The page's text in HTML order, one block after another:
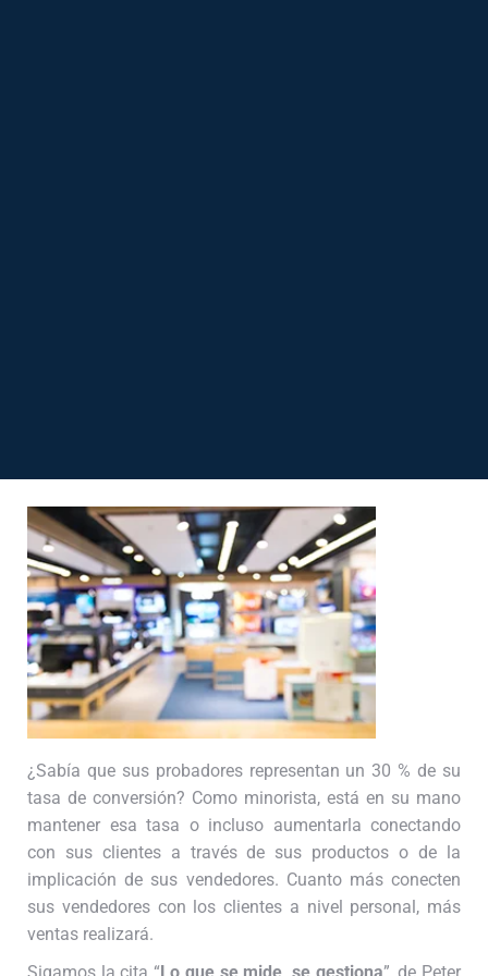
¿Sabía que sus probadores representan un 30 % de su
tasa de conversión? Como minorista, está en su mano
mantener esa tasa o incluso aumentarla conectando
con sus clientes a través de sus productos o de la
implicación de sus vendedores. Cuanto más conecten
sus vendedores con los clientes a nivel personal, más
ventas realizará.